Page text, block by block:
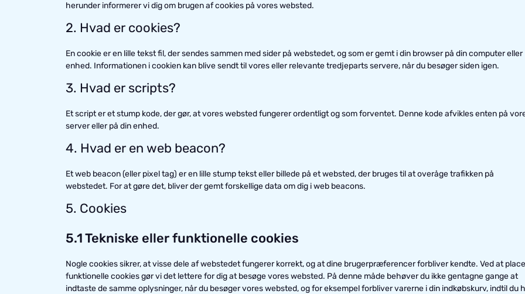
herunder informerer vi dig om brugen af ​​cookies på vores websted.
2. Hvad er cookies?
En cookie er en lille tekst fil, der sendes sammen med sider på webstedet, og som er gemt i din browser på din computer eller
enhed. Informationen i cookien kan blive sendt til vores eller relevante tredjeparts servere, når du besøger siden igen.
3. Hvad er scripts?
Et script er et stump kode, der gør, at vores websted fungerer ordentligt og som forventet. Denne kode afvikles enten på
server eller på din enhed.
4. Hvad er en web beacon?
Et web beacon (eller pixel tag) er en lille stump tekst eller billede på et websted, der bruges til at overåge trafikken på
webstedet. For at gøre det, bliver der gemt forskellige data om dig i web beacons.
5. Cookies
5.1 Tekniske eller funktionelle cookies
Nogle cookies sikrer, at visse dele af webstedet fungerer korrekt, og at dine brugerpræferencer forbliver kendte. Ved at
funktionelle cookies gør vi det lettere for dig at besøge vores websted. På denne måde behøver du ikke gentagne gange at
indtaste de samme oplysninger, når du besøger vores websted, og for eksempel forbliver varerne i din indkøbskurv, indtil du